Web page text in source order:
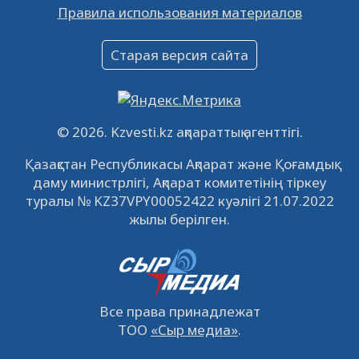
16.12.2022 61028
Объявление
09.12.2022
Свободные рабочие места
встречу с инвесторами в Кызылорде 22
ноября
21.11.2022 14935 0
© 2026. Kzvesti.kz ақпараттық агенттігі.
Қазақстан Республикасы Ақпарат және Қоғамдық
даму министрлігі, Ақпарат комитетінің тіркеу
туралы № KZ37VPY00052422 куәлігі 21.07.2022
жылы берілген.
Все права принадлежат
ТОО «Сыр медиа».
Правила использования материалов
Старая версия сайта